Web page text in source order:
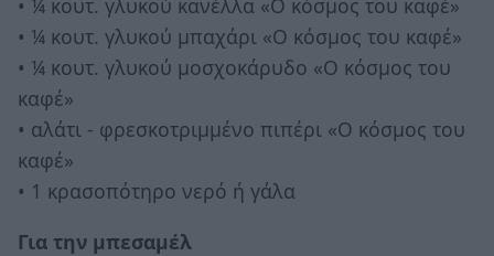
• ¼ κουτ. γλυκού κανέλλα «Ο κόσμος του καφέ»
• ¼ κουτ. γλυκού μπαχάρι «Ο κόσμος του καφέ»
• ¼ κουτ. γλυκού μοσχοκάρυδο «Ο κόσμος του
καφέ»
• αλάτι - φρεσκοτριμμένο πιπέρι «Ο κόσμος του
καφέ»
• 1 κρασοπότηρο νερό ή γάλα
Για την μπεσαμέλ